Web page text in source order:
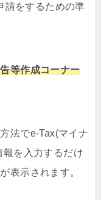
請をするための準
等作成コーナー
法でe-Tax(マイナ
報を入力するだけ
表示されます。